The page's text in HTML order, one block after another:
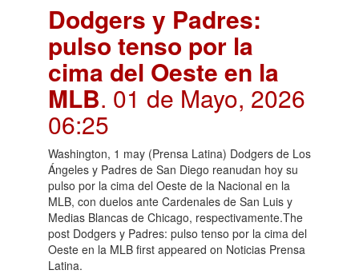
Dodgers y Padres:
pulso tenso por la
cima del Oeste en la
MLB. 01 de Mayo, 2026
06:25
Washington, 1 may (Prensa Latina) Dodgers de Los
Ángeles y Padres de San Diego reanudan hoy su
pulso por la cima del Oeste de la Nacional en la
MLB, con duelos ante Cardenales de San Luis y
Medias Blancas de Chicago, respectivamente.The
post Dodgers y Padres: pulso tenso por la cima del
Oeste en la MLB first appeared on Noticias Prensa
Latina.